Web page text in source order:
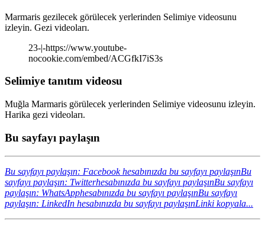
Marmaris gezilecek görülecek yerlerinden Selimiye videosunu
izleyin. Gezi videoları.
23-|-https://www.youtube-
nocookie.com/embed/ACGfkI7iS3s
Selimiye tanıtım videosu
Muğla Marmaris görülecek yerlerinden Selimiye videosunu izleyin.
Harika gezi videoları.
Bu sayfayı paylaşın
Bu sayfayı paylaşın: Facebook hesabınızda bu sayfayı paylaşınBu
sayfayı paylaşın: Twitterhesabınızda bu sayfayı paylaşınBu sayfayı
paylaşın: WhatsApphesabınızda bu sayfayı paylaşınBu sayfayı
paylaşın: LinkedIn hesabınızda bu sayfayı paylaşınLinki kopyala...